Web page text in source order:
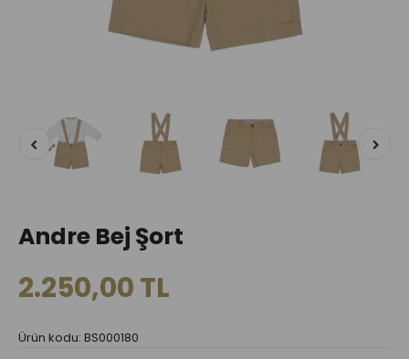
Andre Bej Şort
2.250,00 TL
Ürün kodu: BS000180